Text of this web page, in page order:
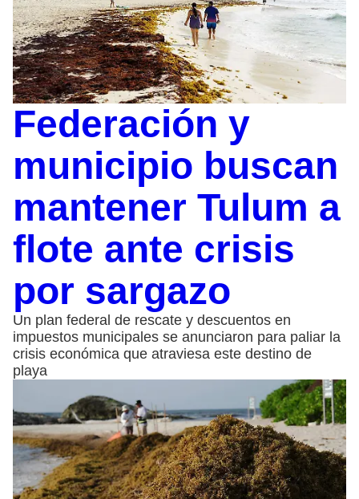
Federación y
municipio buscan
mantener Tulum a
flote ante crisis
por sargazo
Un plan federal de rescate y descuentos en
impuestos municipales se anunciaron para paliar la
crisis económica que atraviesa este destino de
playa